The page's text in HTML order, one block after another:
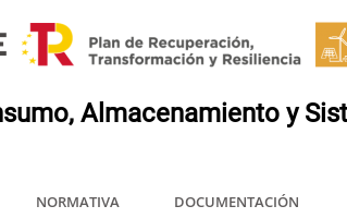
NORMATIVA DOCUMENTACIÓN